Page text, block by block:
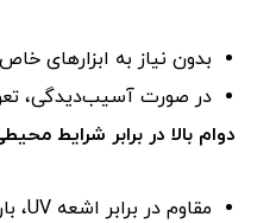
بدون نیاز به ابزارهای خاص
در صورت آسیب‌دیدگی،
دوام بالا در برابر شرایط
مقاوم در برابر اشعه UV،